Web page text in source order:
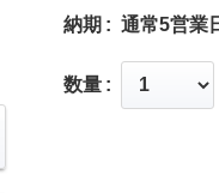
納期 通常5営業
数量